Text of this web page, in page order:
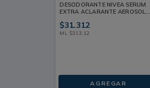
DESODORANTE NIVEA SERUM
EXTRA ACLARANTE AEROSOL
$31.312
ML $313,12
AGREGAR